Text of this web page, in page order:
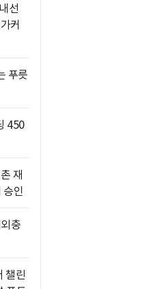
선
커
푸릇
450
재
인
충
챌린